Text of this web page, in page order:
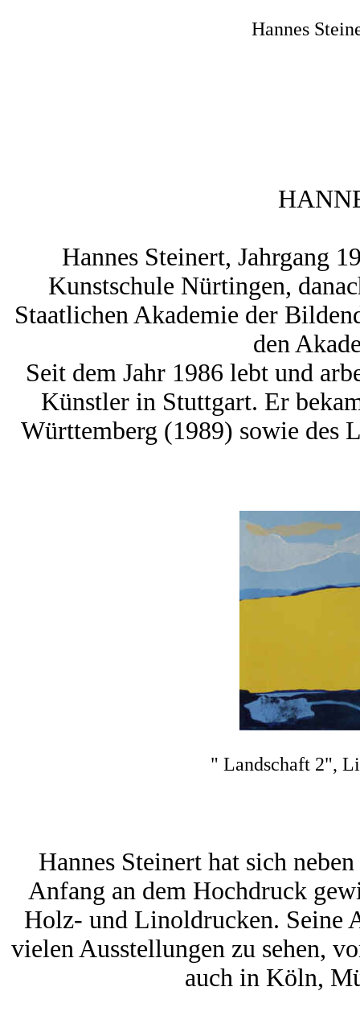
Hannes
Hannes Steinert, Jahrgang
Kunstschule Nürtingen,
Staatlichen Akademie der
den
Seit dem Jahr 1986 lebt und
Künstler in Stuttgart. Er
Württemberg (1989) sowie des
" Landschaft 2",
Hannes Steinert hat sich
Anfang an dem Hochdruck
Holz- und Linoldrucken. Seine
vielen Ausstellungen zu sehen,
auch in Köln,